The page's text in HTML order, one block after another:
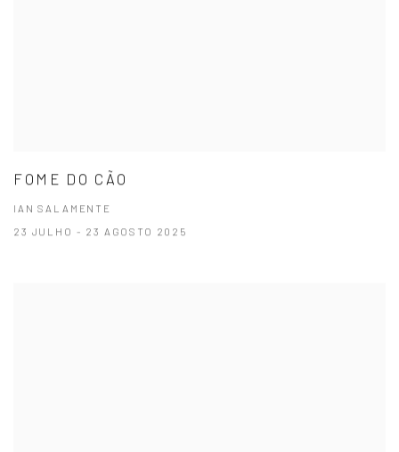
FOME DO CÃO
IAN SALAMENTE
23 JULHO - 23 AGOSTO 2025